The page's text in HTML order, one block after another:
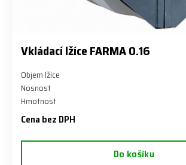
Vkládací lžíce FARMA 0.16
Objem lžíce
Nosnost
Hmotnost
Cena bez DPH
Do košíku